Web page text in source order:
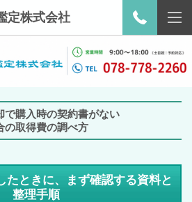
定株式会社
で購入時の契約書がない
の取得費の調べ方
たときに、まず確認する資料と
整理手順